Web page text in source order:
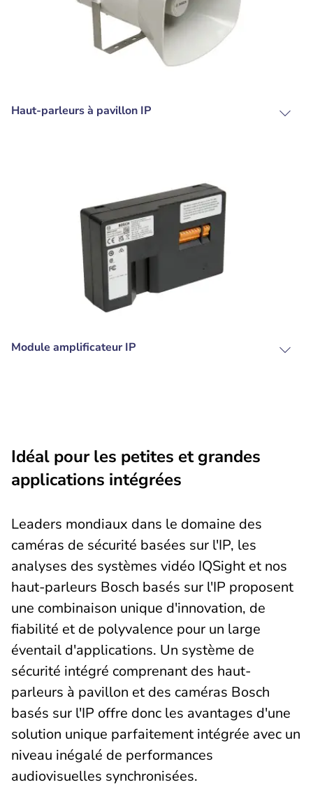
Haut-parleurs à pavillon IP
Module amplificateur IP
Idéal pour les petites et grandes
applications intégrées
Leaders mondiaux dans le domaine des
caméras de sécurité basées sur l'IP, les
analyses des systèmes vidéo IQSight et nos
haut-parleurs Bosch basés sur l'IP proposent
une combinaison unique d'innovation, de
fiabilité et de polyvalence pour un large
éventail d'applications. Un système de
sécurité intégré comprenant des haut-
parleurs à pavillon et des caméras Bosch
basés sur l'IP offre donc les avantages d'une
solution unique parfaitement intégrée avec un
niveau inégalé de performances
audiovisuelles synchronisées.